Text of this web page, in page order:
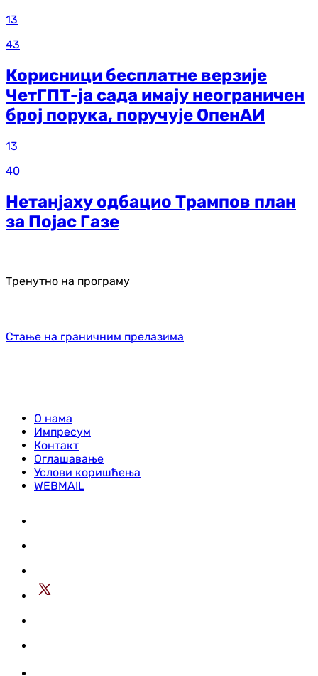
13
43
Корисници бесплатне верзије
ЧетГПТ-ја сада имају неограничен
број порука, поручује ОпенАИ
13
40
Нетанјаху одбацио Трампов план
за Појас Газе
Тренутно на програму
Стање на граничним прелазима
О нама
Импресум
Контакт
Оглашавање
Услови коришћења
WEBMAIL